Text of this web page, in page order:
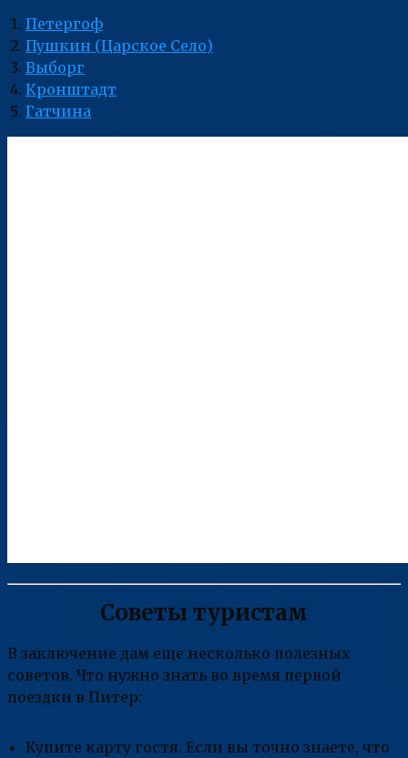
Петергоф
Пушкин (Царское Село)
Выборг
Кронштадт
Гатчина
Советы туристам
В заключение дам еще несколько полезных
советов. Что нужно знать во время первой
поездки в Питер:
Купите карту гостя. Если вы точно знаете, что